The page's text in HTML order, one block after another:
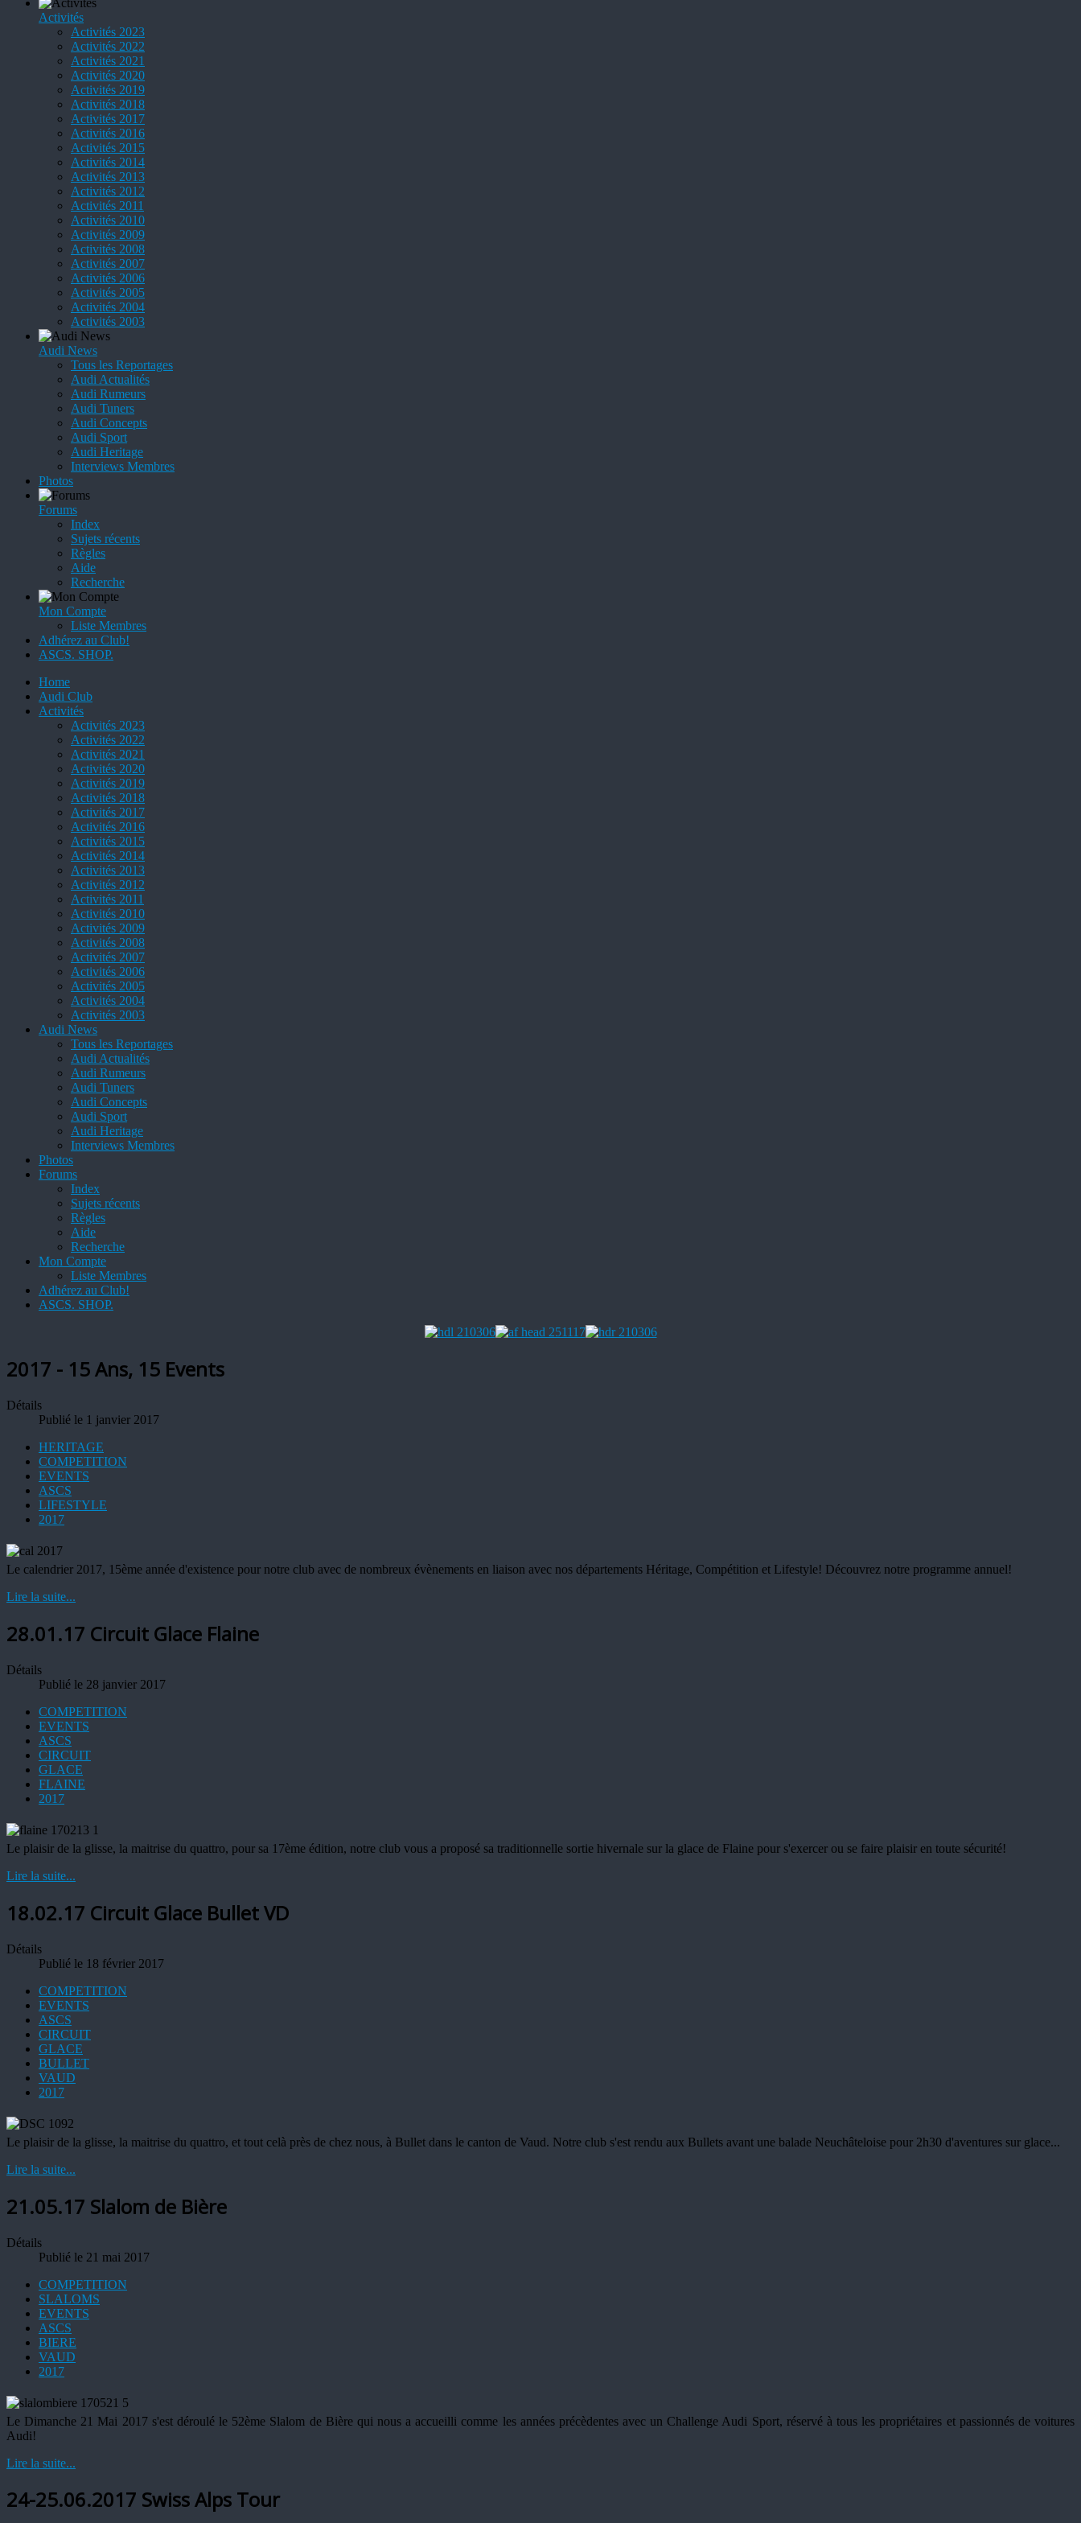
Activités
Activités 2023
Activités 2022
Activités 2021
Activités 2020
Activités 2019
Activités 2018
Activités 2017
Activités 2016
Activités 2015
Activités 2014
Activités 2013
Activités 2012
Activités 2011
Activités 2010
Activités 2009
Activités 2008
Activités 2007
Activités 2006
Activités 2005
Activités 2004
Activités 2003
Audi News
Tous les Reportages
Audi Actualités
Audi Rumeurs
Audi Tuners
Audi Concepts
Audi Sport
Audi Heritage
Interviews Membres
Photos
Forums
Index
Sujets récents
Règles
Aide
Recherche
Mon Compte
Liste Membres
Adhérez au Club!
ASCS. SHOP.
Home
Audi Club
Activités
Activités 2023
Activités 2022
Activités 2021
Activités 2020
Activités 2019
Activités 2018
Activités 2017
Activités 2016
Activités 2015
Activités 2014
Activités 2013
Activités 2012
Activités 2011
Activités 2010
Activités 2009
Activités 2008
Activités 2007
Activités 2006
Activités 2005
Activités 2004
Activités 2003
Audi News
Tous les Reportages
Audi Actualités
Audi Rumeurs
Audi Tuners
Audi Concepts
Audi Sport
Audi Heritage
Interviews Membres
Photos
Forums
Index
Sujets récents
Règles
Aide
Recherche
Mon Compte
Liste Membres
Adhérez au Club!
ASCS. SHOP.
2017 - 15 Ans, 15 Events
Détails
Publié le 1 janvier 2017
HERITAGE
COMPETITION
EVENTS
ASCS
LIFESTYLE
2017
Le calendrier 2017, 15ème année d'existence pour notre club avec de nombreux évènements en liaison avec nos départements Héritage, Compétition et Lifestyle! Découvrez notre programme annuel!
Lire la suite...
28.01.17 Circuit Glace Flaine
Détails
Publié le 28 janvier 2017
COMPETITION
EVENTS
ASCS
CIRCUIT
GLACE
FLAINE
2017
Le plaisir de la glisse, la maitrise du quattro, pour sa 17ème édition, notre club vous a proposé sa traditionnelle sortie hivernale sur la glace de Flaine pour s'exercer ou se faire plaisir en toute sécurité!
Lire la suite...
18.02.17 Circuit Glace Bullet VD
Détails
Publié le 18 février 2017
COMPETITION
EVENTS
ASCS
CIRCUIT
GLACE
BULLET
VAUD
2017
Le plaisir de la glisse, la maitrise du quattro, et tout celà près de chez nous, à Bullet dans le canton de Vaud. Notre club s'est rendu aux Bullets avant une balade Neuchâteloise pour 2h30 d'aventures sur glace...
Lire la suite...
21.05.17 Slalom de Bière
Détails
Publié le 21 mai 2017
COMPETITION
SLALOMS
EVENTS
ASCS
BIERE
VAUD
2017
Le Dimanche 21 Mai 2017 s'est déroulé le 52ème Slalom de Bière qui nous a accueilli comme les années précèdentes avec un Challenge Audi Sport, réservé à tous les propriétaires et passionnés de voitures
Audi!
Lire la suite...
24-25.06.2017 Swiss Alps Tour